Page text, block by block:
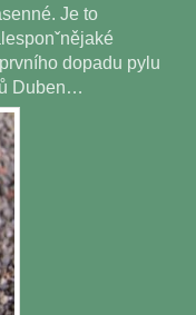
Je to
dopadu pylu
Duben…